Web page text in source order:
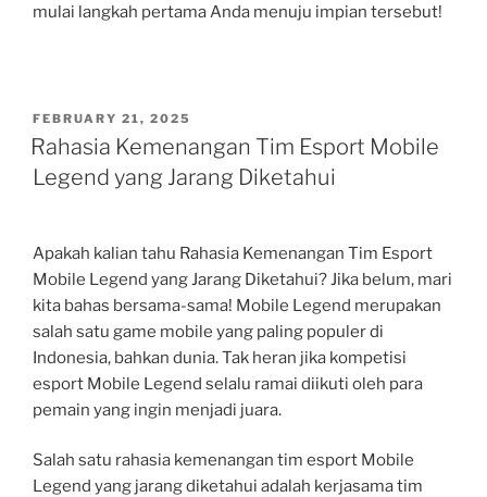
mulai langkah pertama Anda menuju impian tersebut!
POSTED
ON
FEBRUARY 21, 2025
Rahasia Kemenangan Tim Esport Mobile
Legend yang Jarang Diketahui
Apakah kalian tahu Rahasia Kemenangan Tim Esport
Mobile Legend yang Jarang Diketahui? Jika belum, mari
kita bahas bersama-sama! Mobile Legend merupakan
salah satu game mobile yang paling populer di
Indonesia, bahkan dunia. Tak heran jika kompetisi
esport Mobile Legend selalu ramai diikuti oleh para
pemain yang ingin menjadi juara.
Salah satu rahasia kemenangan tim esport Mobile
Legend yang jarang diketahui adalah kerjasama tim